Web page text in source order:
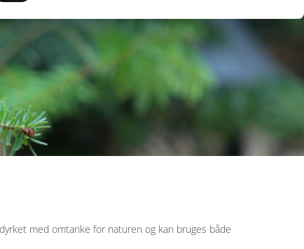
med omtanke for naturen og kan bruges både